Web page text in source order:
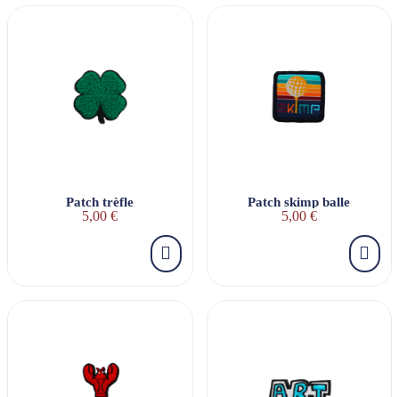
Patch trèfle
5,00 €
Patch skimp balle
5,00 €